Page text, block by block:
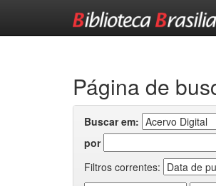
Página de
Buscar em:
por
Filtros correntes: